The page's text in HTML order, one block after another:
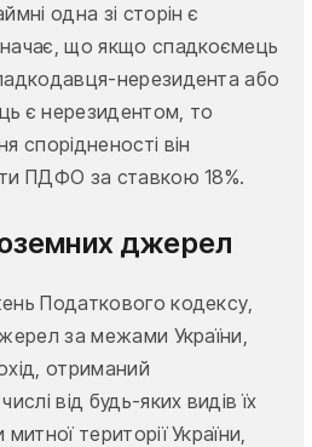
одна зі сторін є
що якщо спадкоємець
нерезидента або
є нерезидентом, то
спорідненості він
ПДФО за ставкою 18%.
джерел
Податкового кодексу,
за межами України,
отриманий
від будь-яких видів їх
території України,